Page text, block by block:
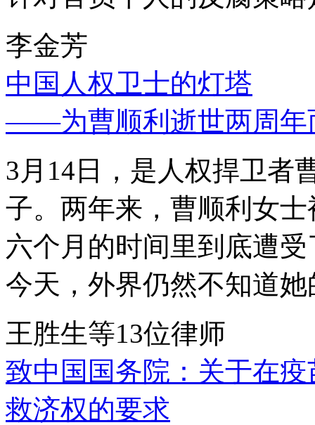
李金芳
中国人权卫士的灯塔
——为曹顺利逝世两周年
3月14日，是人权捍卫者
子。两年来，曹顺利女
六个月的时间里到底遭
今天，外界仍然不知道
王胜生等13位律师
致中国国务院：关于在
救济权的要求